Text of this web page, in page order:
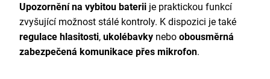
Upozornění na vybitou baterii je praktickou funkcí
zvyšující možnost stálé kontroly. K dispozici je také
regulace hlasitosti, ukolébavky nebo obousměrná
zabezpečená komunikace přes mikrofon.